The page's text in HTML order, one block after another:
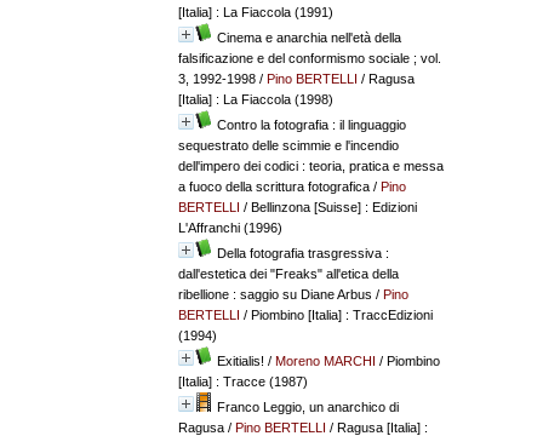
[Italia] : La Fiaccola (1991)
Cinema e anarchia nell'età della
falsificazione e del conformismo sociale ; vol.
3, 1992-1998/ Pino BERTELLI / Ragusa
[Italia] : La Fiaccola (1998)
Contro la fotografia : il linguaggio
sequestrato delle scimmie e l'incendio
dell'impero dei codici : teoria, pratica e messa
a fuoco della scrittura fotografica/ Pino
BERTELLI / Bellinzona [Suisse] : Edizioni
L'Affranchi (1996)
Della fotografia trasgressiva :
dall'estetica dei "Freaks" all'etica della
ribellione : saggio su Diane Arbus / Pino
BERTELLI / Piombino [Italia] : TraccEdizioni
(1994)
Exitialis! / Moreno MARCHI / Piombino
[Italia] : Tracce (1987)
Franco Leggio, un anarchico di
Ragusa/ Pino BERTELLI / Ragusa [Italia] :